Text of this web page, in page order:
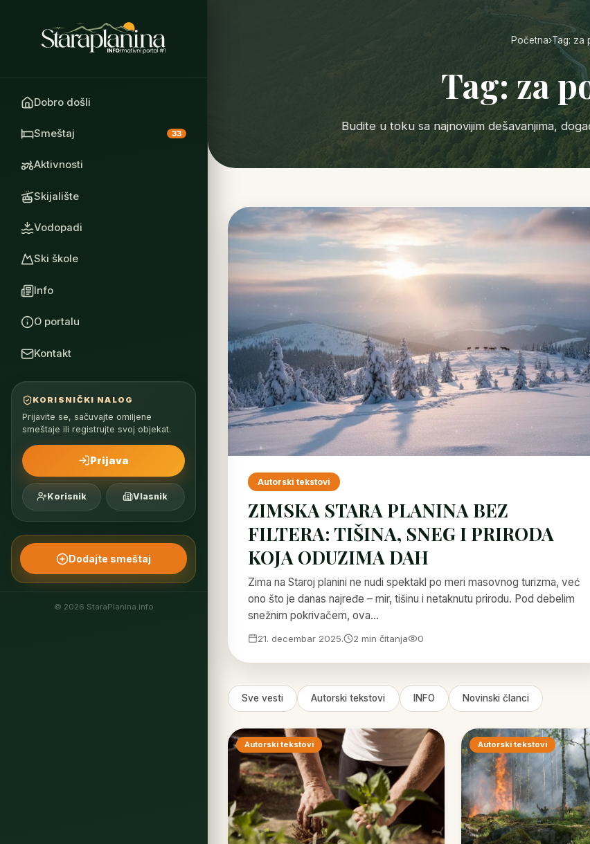
Dobro došli
Smeštaj 33
Aktivnosti
Skijalište
Vodopadi
Ski škole
Info
O portalu
Kontakt
KORISNIČKI NALOG
Prijavite se, sačuvajte omiljene
smeštaje ili registrujte svoj objekat.
Prijava
Korisnik Vlasnik
Dodajte smeštaj
© 2026 StaraPlanina.info
Početna›Tag: za
Tag: za
Budite u toku sa najnovijim dešavanjima,
Autorski tekstovi
ZIMSKA STARA PLANINA BEZ
FILTERA: TIŠINA, SNEG I PRIRODA
KOJA ODUZIMA DAH
Zima na Staroj planini ne nudi spektakl po meri masovnog turizma, već
ono što je danas najređe – mir, tišinu i netaknutu prirodu. Pod debelim
snežnim pokrivačem, ova…
21. decembar 2025. 2 min čitanja 0
Sve vesti Autorski tekstovi INFO Novinski članci
Autorski tekstovi Autorski tekstovi